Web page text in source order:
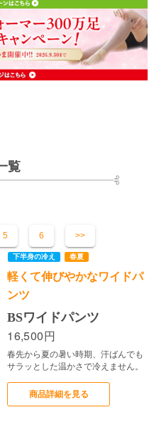
覧
5 6 >>
軽くて伸びやかなワイドパ
ンツ
BSワイドパンツ
16,500円
春先から夏の暑い時期、汗ばんでも
サラッとした温かさで冷えません。
商品詳細を見る